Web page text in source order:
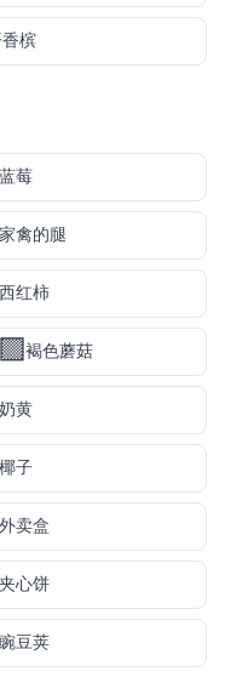
槟
蓝莓
家禽的腿
西红柿
褐色蘑菇
奶黄
椰子
外卖盒
夹心饼
豌豆荚